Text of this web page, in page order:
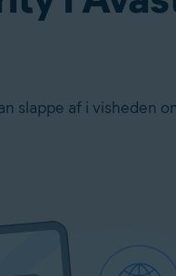
slappe af i visheden